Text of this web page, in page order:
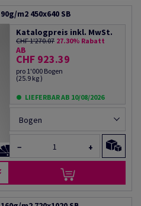
m2 450x640 SB
Katalogpreis inkl. MwSt.
CHF 1'270.07 27.30% Rabatt
AB
CHF 923.39
pro 1'000 Bogen
(25.9 kg )
LIEFERBAR AB 10/08/2026
Bogen
− +